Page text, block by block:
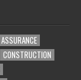
ASSURANCE
CONSTRUCTION